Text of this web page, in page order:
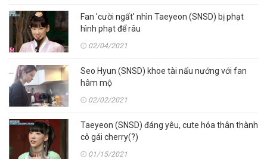
Fan 'cười ngất' nhìn Taeyeon (SNSD) bị phạt
hình phạt để râu
02/04/2021
Seo Hyun (SNSD) khoe tài nấu nướng với fan
hâm mộ
02/02/2021
Taeyeon (SNSD) đáng yêu, cute hóa thân thành
cô gái cherry(?)
01/15/2021